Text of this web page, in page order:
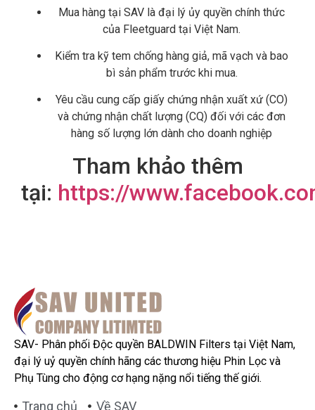
Mua hàng tại SAV là đại lý ủy quyền chính thức
của Fleetguard tại Việt Nam.
Kiểm tra kỹ tem chống hàng giả, mã vạch và bao
bì sản phẩm trước khi mua.
Yêu cầu cung cấp giấy chứng nhận xuất xứ (CO)
và chứng nhận chất lượng (CQ) đối với các đơn
hàng số lượng lớn dành cho doanh nghiệp
Tham khảo thêm
tại: https://
SAV- Phân phối Độc quyền BALDWIN Filters tại Việt Nam,
đại lý uỷ quyền chính hãng các thương hiệu Phin Lọc và
Phụ Tùng cho động cơ hạng nặng nổi tiếng thế giới.
Trang chủ
Về SAV